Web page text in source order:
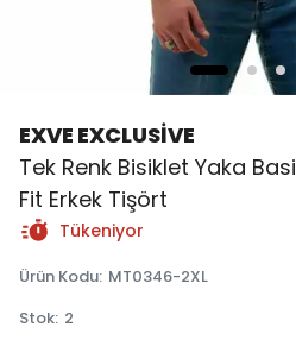
EXVE EXCLUSİVE
Tek Renk Bisiklet Yaka
Fit Erkek Tişört
Tükeniyor
Ürün Kodu: MT0346-2XL
Stok: 2